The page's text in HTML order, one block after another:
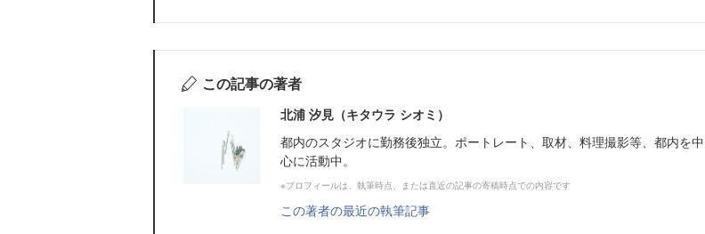
この記事の著者
北浦 汐見（キタウラ シオミ）
都内のスタジオに勤務後独立。ポートレート、取材、料理撮影等、都内を中
心に活動中。
※プロフィールは、執筆時点、または直近の記事の寄稿時点での内容です
この著者の最近の執筆記事